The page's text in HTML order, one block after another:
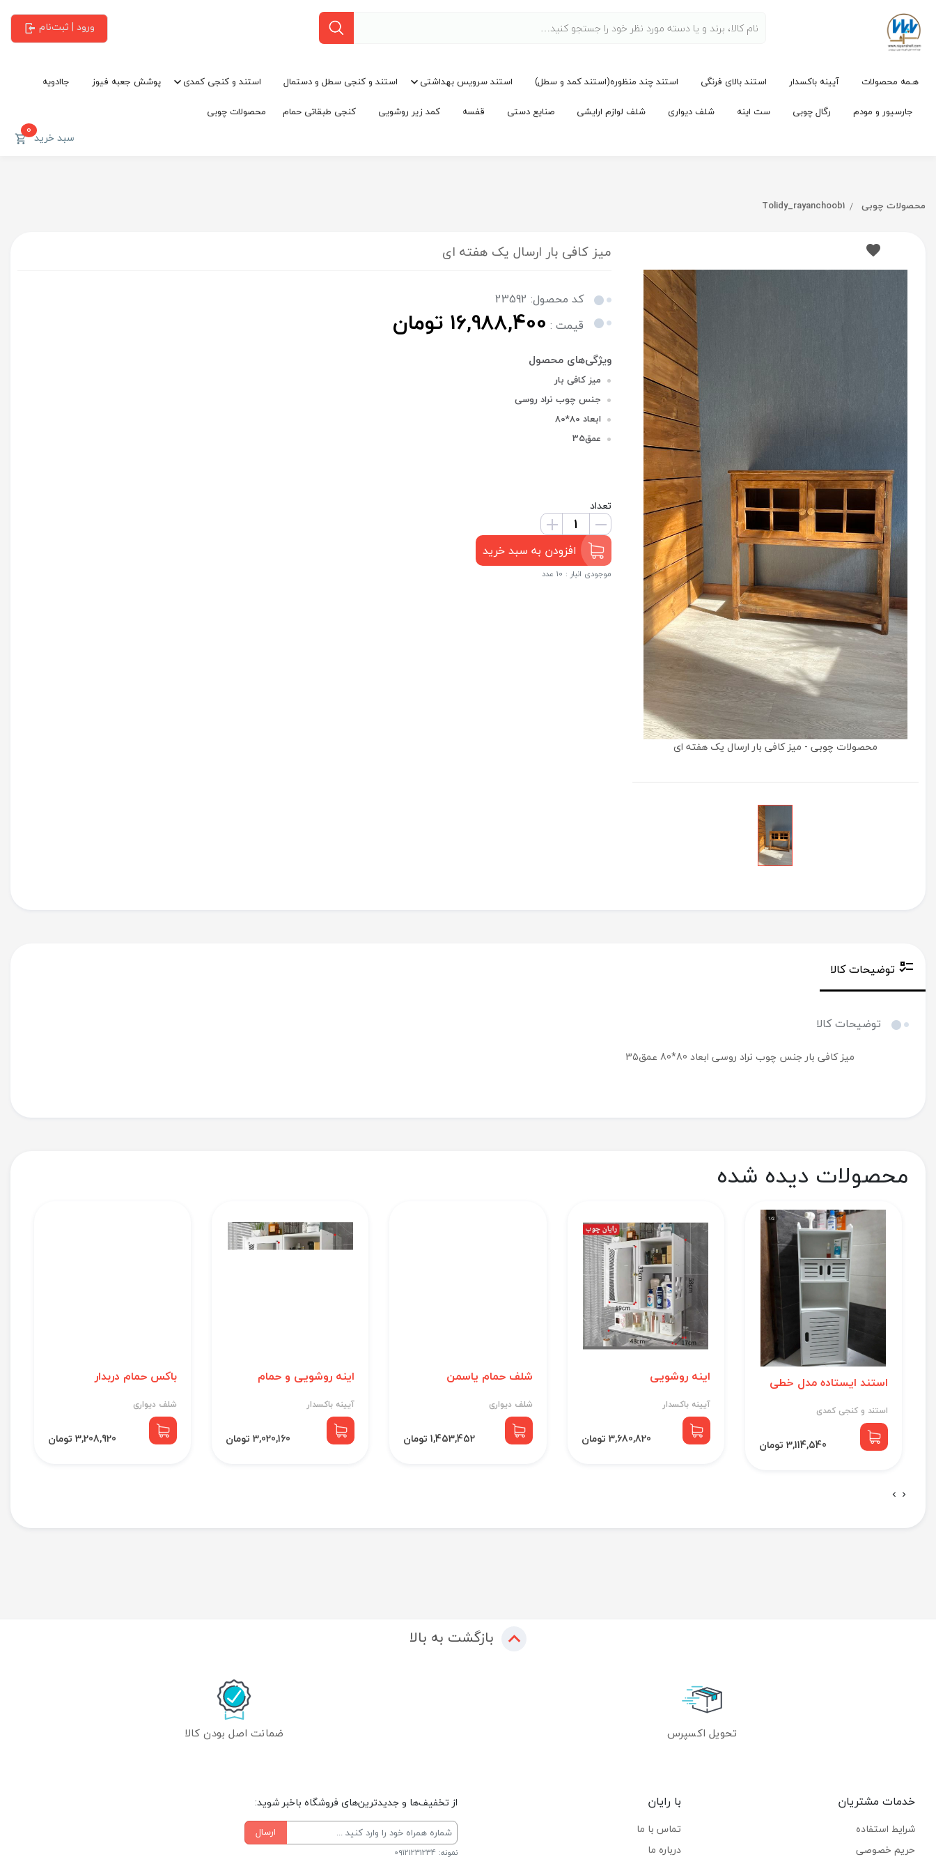
ورود | ثبت‌نام
هـمه محصولات آیینه باکسدار استند بالای فرنگی استند چند منظوره(استند کمد و سطل) استند سرویس بهداشتی استند و کنجی سطل و دستمال استند و کنجی کمدی پوشش جعبه فیوز
جاادویه
جارسیور و مودم
رگال چوبی ست اینه شلف دیواری شلف لوازم ارایشی صنایع دستی قفسه کمد زیر روشویی کنجی طبقاتی حمام محصولات چوبی
سبد خرید0
محصولات چوبی Tolidy_rayanchoob1
محصولات چوبی - میز کافی بار ارسال یک هفته ای
میز کافی بار ارسال یک هفته ای
کد محصول: 23592
قیمت : 16,988,400 تومان
میز کافی بار
جنس چوب نراد روسی
ابعاد 80*80
عمق35
تعداد
افزودن به سبد خرید
موجودی انبار : 10 عدد
توضیحات کالا
توضیحات کالا
میز کافی بار جنس چوب نراد روسی ابعاد 80*80 عمق35
محصولات دیده شده
استند ایستاده مدل خطی
استند و کنجی کمدی
3,114,540 تومان
اینه روشویی
آیینه باکسدار
3,680,820 تومان
شلف حمام یاسمن
شلف دیواری
1,453,452 تومان
اینه روشویی و حمام
آیینه باکسدار
3,020,160 تومان
باکس حمام دربدار
شلف دیواری
3,208,920 تومان
بازگشت به بالا
تحویل اکسپرس ضمانت اصل بودن کالا
خدمات مشتریان
شرایط استفاده
حریم خصوصی
با رایان
تماس با ما
درباره ما
از تخفیف‌ها و جدیدترین‌های فروشگاه باخبر شوید:
ارسال
نمونه: 09121231234